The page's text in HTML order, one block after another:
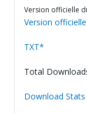
Version officielle
Version
TXT*
Total
Download Stats